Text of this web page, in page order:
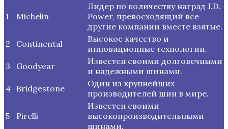
1 Michelin
Лидер по количеству наград J.D.
Power, превосходящий все
другие компании вместе взятые.
2
Continental
Высокое качество и
инновационные технологии.
3
Goodyear
Известен своими долговечными
и надежными шинами.
4 Bridgestone
Один из крупнейших
производителей шин в мире.
5 Pirelli
Известен своими
высокопроизводительными
шинами.